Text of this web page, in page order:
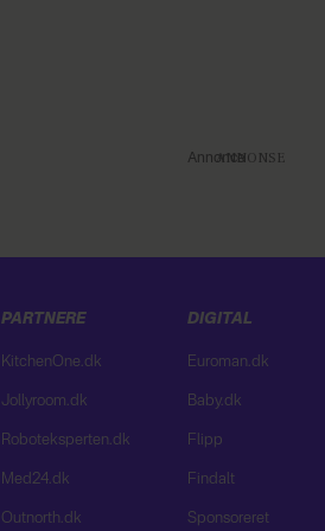
Annonce
PARTNERE
KitchenOne.dk
Jollyroom.dk
Roboteksperten.dk
Med24.dk
Outnorth.dk
DIGITAL
Euroman.dk
Baby.dk
Flipp
Findalt
Sponsoreret